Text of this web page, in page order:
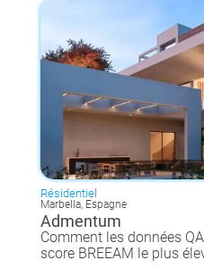
Résidentiel
Marbella, Espagne
Admentum
Comment les données
score BREEAM le plus